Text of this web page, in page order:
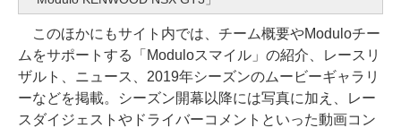
このほかにもサイト内では、チーム概要やModuloチー
ムをサポートする「Moduloスマイル」の紹介、レースリ
ザルト、ニュース、2019年シーズンのムービーギャラリ
ーなどを掲載。シーズン開幕以降には写真に加え、レー
スダイジェストやドライバーコメントといった動画コン